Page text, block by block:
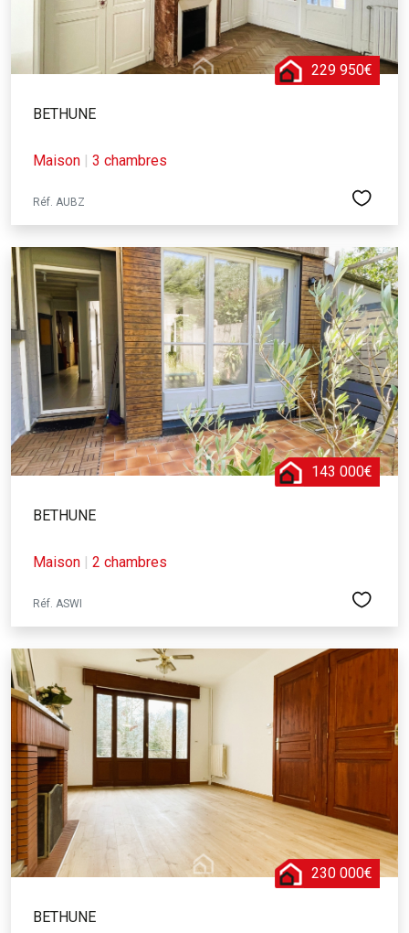
229 950€
BETHUNE
Maison | 3 chambres
Réf. AUBZ
143 000€
BETHUNE
Maison | 2 chambres
Réf. ASWI
230 000€
BETHUNE